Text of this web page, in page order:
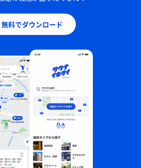
無料でダウンロード